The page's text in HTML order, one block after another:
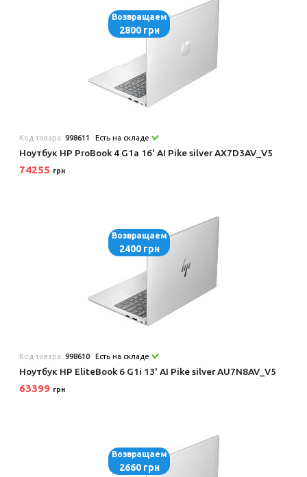
Возвращаем
2800 грн
Код товара:998611 Есть на складе
Ноутбук HP ProBook 4 G1a 16' AI Pike silver AX7D3AV_V5
74255 грн
Возвращаем
2400 грн
Код товара:998610 Есть на складе
Ноутбук HP EliteBook 6 G1i 13' AI Pike silver AU7N8AV_V5
63399 грн
Возвращаем
2660 грн